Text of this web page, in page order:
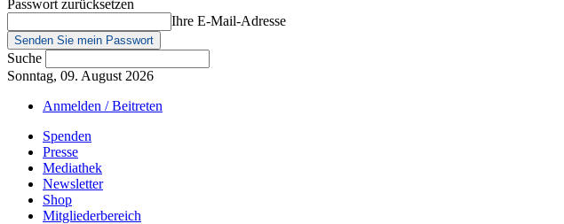
Passwort zurücksetzen
Ihre E-Mail-Adresse
Suche
Sonntag, 09. August 2026
Anmelden / Beitreten
Spenden
Presse
Mediathek
Newsletter
Shop
Mitgliederbereich